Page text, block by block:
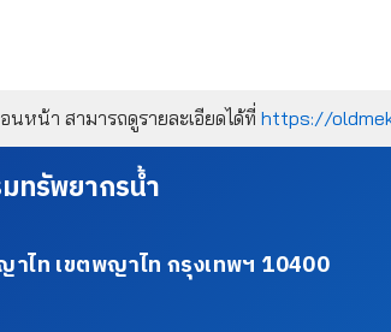
หน้า สามารถดูรายละเอียดได้ที่ https://
ทรัพยากรน้ำ
ไท เขตพญาไท กรุงเทพฯ 10400